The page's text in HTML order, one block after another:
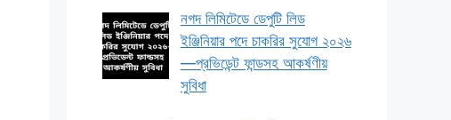
নগদ লিমিটেডে ডেপুটি লিড
ইঞ্জিনিয়ার পদে চাকরির সুযোগ ২০২৬
—প্রভিডেন্ট ফান্ডসহ আকর্ষণীয়
সুবিধা